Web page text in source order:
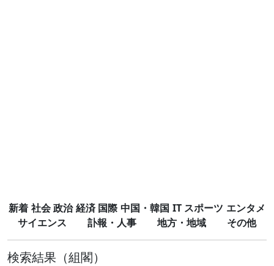
新着 社会 政治 経済 国際 中国・韓国 IT スポーツ エンタメ
サイエンス
訃報・人事 地方・地域 その他
検索結果 （組閣）